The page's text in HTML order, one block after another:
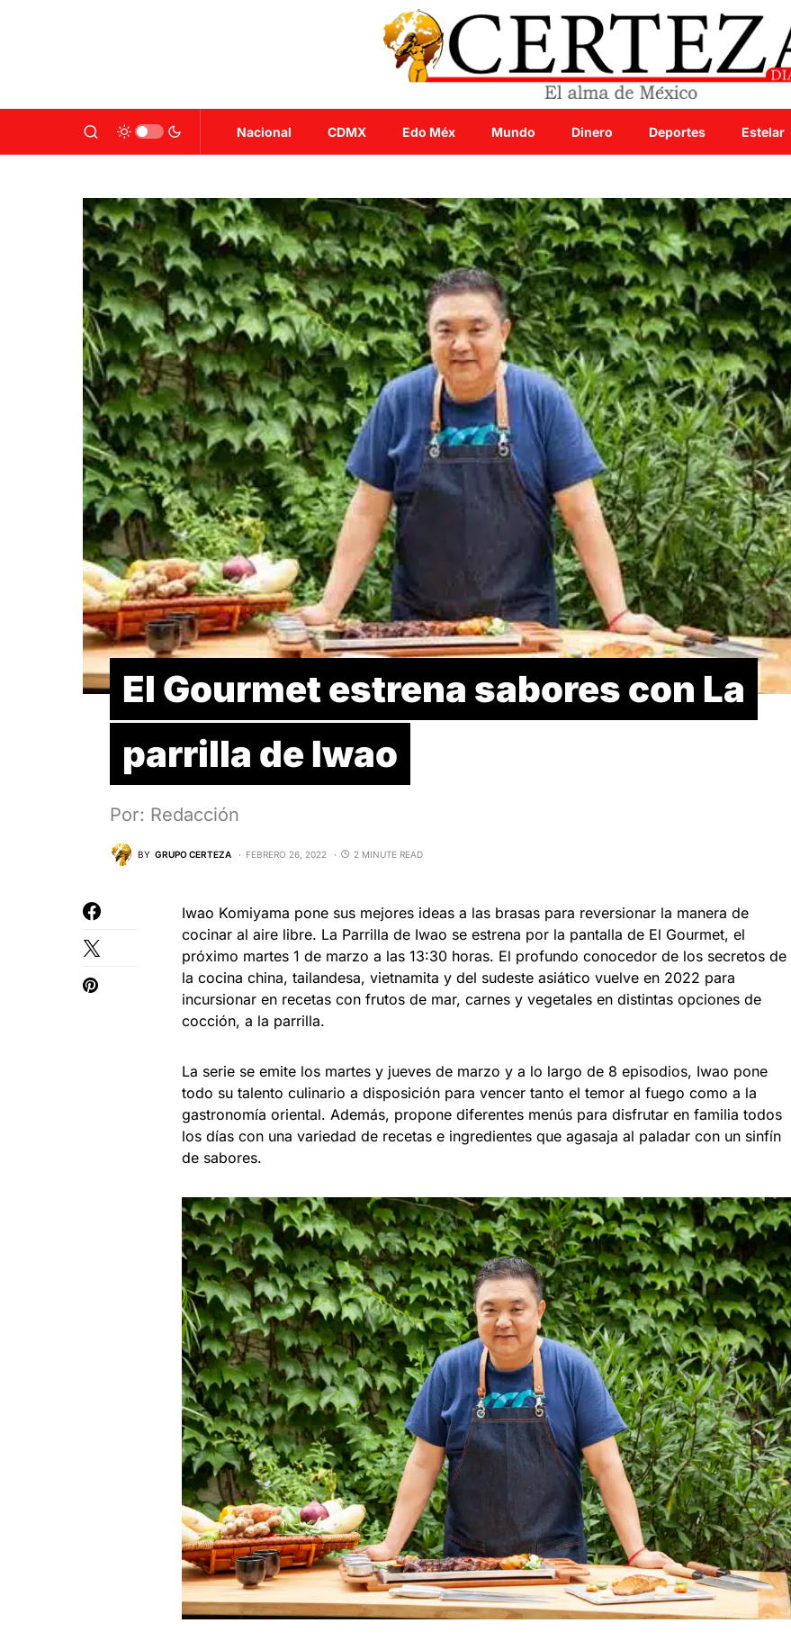
Nacional CDMX Edo Méx Mundo Dinero Deportes Estelar
El Gourmet estrena sabores con La
parrilla de Iwao
Por: Redacción
BY GRUPO CERTEZA FEBRERO 26, 2022 2 MINUTE READ
Iwao Komiyama pone sus mejores ideas a las brasas para reversionar la manera de
cocinar al aire libre. La Parrilla de Iwao se estrena por la pantalla de El Gourmet, el
próximo martes 1 de marzo a las 13:30 horas. El profundo conocedor de los secretos de
la cocina china, tailandesa, vietnamita y del sudeste asiático vuelve en 2022 para
incursionar en recetas con frutos de mar, carnes y vegetales en distintas opciones de
cocción, a la parrilla.
La serie se emite los martes y jueves de marzo y a lo largo de 8 episodios, Iwao pone
todo su talento culinario a disposición para vencer tanto el temor al fuego como a la
gastronomía oriental. Además, propone diferentes menús para disfrutar en familia todos
los días con una variedad de recetas e ingredientes que agasaja al paladar con un sinfín
de sabores.